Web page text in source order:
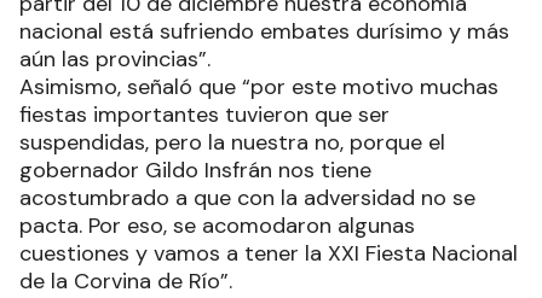
nacional está sufriendo embates durísimo y más
aún las provincias”.
Asimismo, señaló que “por este motivo muchas
fiestas importantes tuvieron que ser
suspendidas, pero la nuestra no, porque el
gobernador Gildo Insfrán nos tiene
acostumbrado a que con la adversidad no se
pacta. Por eso, se acomodaron algunas
cuestiones y vamos a tener la XXI Fiesta Nacional
de la Corvina de Río”.